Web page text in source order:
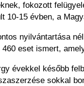
fokozott
10-15 évben, a
nyilvántartása
eset ismert,
évekkel később
sokkal